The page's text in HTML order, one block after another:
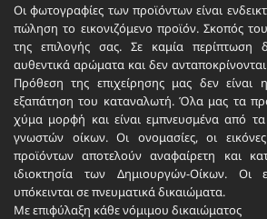
Οι φωτογραφίες των προϊόντων είναι
πώληση το εικονιζόμενο προϊόν. Σκοπός
της επιλογής σας. Σε καμία περίπτωση
αυθεντικά αρώματα και δεν
Πρόθεση της επιχείρησης μας δεν
εξαπάτηση του καταναλωτή. Όλα μας τα
χύμα μορφή και είναι εμπνευσμένα από τα
γνωστών οίκων. Οι ονομασίες, οι
προϊόντων αποτελούν αναφαίρετη και
ιδιοκτησία των Δημιουργών-Οίκων. Οι
υπόκεινται σε πνευματικά δικαιώματα.
Με επιφύλαξη κάθε νόμιμου δικαιώματος